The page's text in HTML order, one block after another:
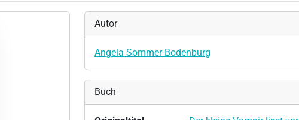
Autor
Angela Sommer-Bodenburg
Buch